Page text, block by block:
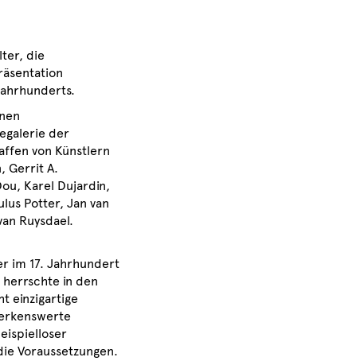
die
der
von Künstlern
Gerrit A.
Karel Dujardin,
Potter, Jan van
Ruysdael.
im 17. Jahrhundert
in den
einzigartige
Voraussetzungen.